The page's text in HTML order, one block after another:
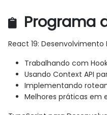
Programa
React 19:
Trabalhando com
Usando Context API
Implementando
Melhores práticas em